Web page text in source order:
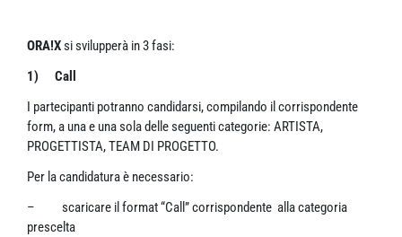
ORA!Xsi svilupperà in 3 fasi:
1) Call
I partecipanti potranno candidarsi, compilando il corrispondente
form, a una e una sola delle seguenti categorie: ARTISTA,
PROGETTISTA, TEAM DI PROGETTO.
Per la candidatura è necessario:
– scaricare il format “Call” corrispondente alla categoria
prescelta